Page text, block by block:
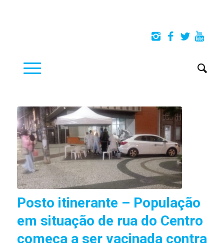
Posto itinerante – População
em situação de rua do Centro
começa a ser vacinada contra